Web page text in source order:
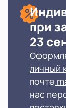
01
Для
нажмите
Вам будут
варианты
при
23
личный
почте
нас